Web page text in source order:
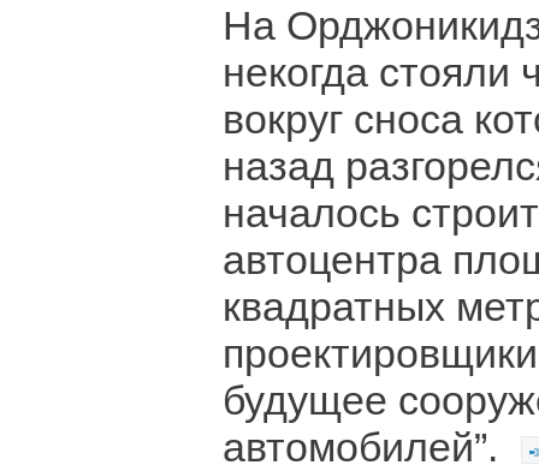
На
некогда стояли
вокруг сноса
назад
началось
автоцентра
квадратных
будущее
автомобилей”.